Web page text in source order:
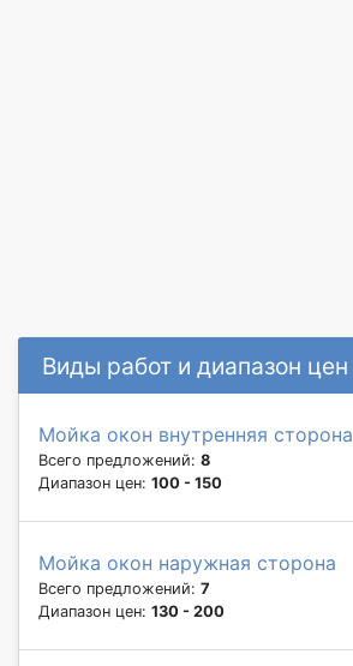
Виды работ и диапазон цен
Мойка окон внутренняя сторона
Всего предложений: 8
Диапазон цен: 100 - 150
Мойка окон наружная сторона
Всего предложений: 7
Диапазон цен: 130 - 200